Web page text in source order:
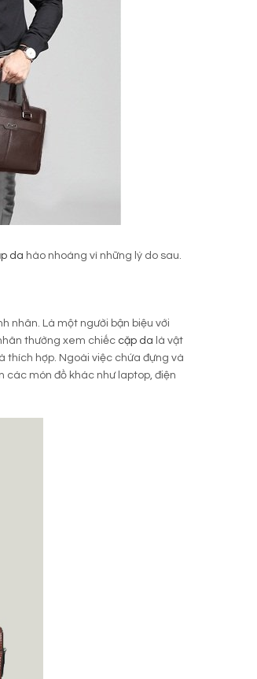
da hào nhoáng vì những lý do sau.
nhân. Là một người bận biệu với
thường xem chiếc cặp da là vật
thích hợp. Ngoài việc chứa đựng và
các món đồ khác như laptop, điện